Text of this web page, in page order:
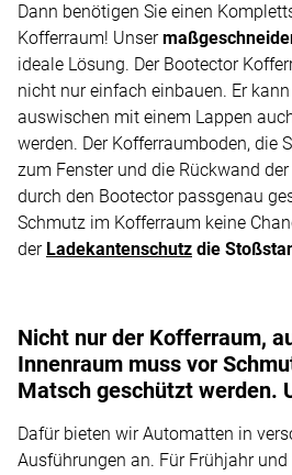
Dann benötigen Sie einen
Kofferraum! Unser
ideale Lösung. Der Bootector
nicht nur einfach einbauen. Er
auswischen mit einem Lappen
werden. Der Kofferraumboden, die
zum Fenster und die Rückwand
durch den Bootector passgenau
Schmutz im Kofferraum keine
der Ladekantenschutz die
Nicht nur der Kofferraum,
Innenraum muss vor
Matsch geschützt werden.
Dafür bieten wir Automatten in
Ausführungen an. Für Frühjahr